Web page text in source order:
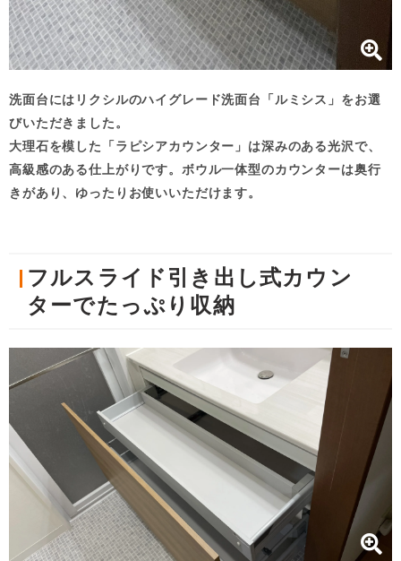
洗面台にはリクシルのハイグレード洗面台「ルミシス」をお選
びいただきました。
大理石を模した「ラピシアカウンター」は深みのある光沢で、
高級感のある仕上がりです。ボウル一体型のカウンターは奥行
きがあり、ゆったりお使いいただけます。
フルスライド引き出し式カウン
ターでたっぷり収納